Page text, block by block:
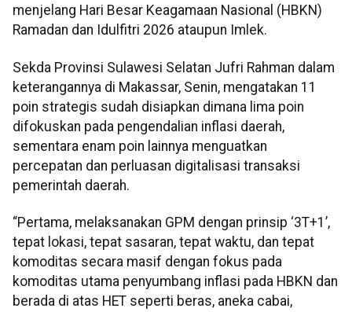
menjelang Hari Besar Keagamaan Nasional (HBKN)
Ramadan dan Idulfitri 2026 ataupun Imlek.
Sekda Provinsi Sulawesi Selatan Jufri Rahman dalam
keterangannya di Makassar, Senin, mengatakan 11
poin strategis sudah disiapkan dimana lima poin
difokuskan pada pengendalian inflasi daerah,
sementara enam poin lainnya menguatkan
percepatan dan perluasan digitalisasi transaksi
pemerintah daerah.
“Pertama, melaksanakan GPM dengan prinsip ‘3T+1’,
tepat lokasi, tepat sasaran, tepat waktu, dan tepat
komoditas secara masif dengan fokus pada
komoditas utama penyumbang inflasi pada HBKN dan
berada di atas HET seperti beras, aneka cabai,